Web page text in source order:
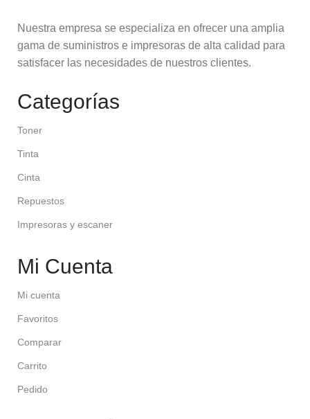
Nuestra empresa se especializa en ofrecer una amplia
gama de suministros e impresoras de alta calidad para
satisfacer las necesidades de nuestros clientes.
Categorías
Toner
Tinta
Cinta
Repuestos
Impresoras y escaner
Mi Cuenta
Mi cuenta
Favoritos
Comparar
Carrito
Pedido